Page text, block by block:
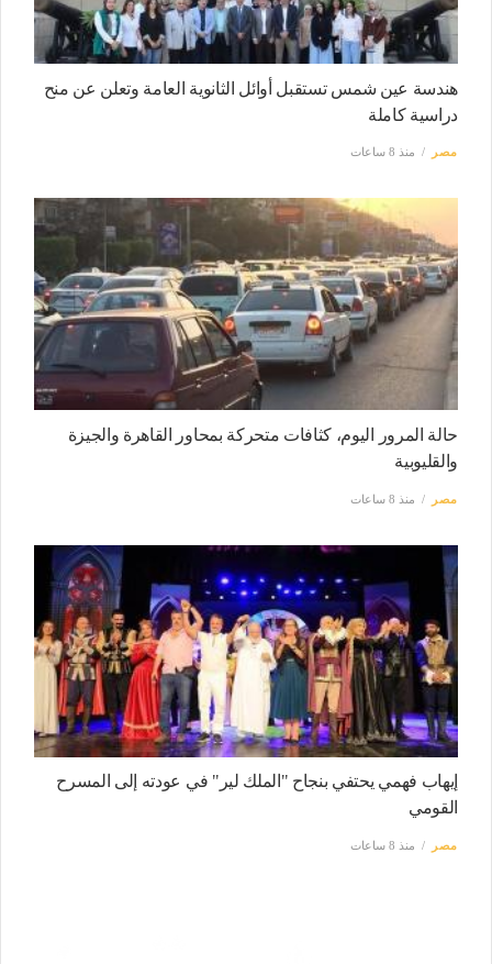
هندسة عين شمس تستقبل أوائل الثانوية العامة وتعلن عن منح
دراسية كاملة
مصر منذ 8 ساعات
حالة المرور اليوم، كثافات متحركة بمحاور القاهرة والجيزة
والقليوبية
مصر منذ 8 ساعات
إيهاب فهمي يحتفي بنجاح "الملك لير" في عودته إلى المسرح
القومي
مصر منذ 8 ساعات